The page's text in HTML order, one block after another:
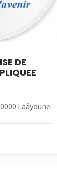
DE
Laâyoune